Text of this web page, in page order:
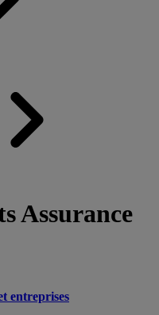
Assurance
entreprises